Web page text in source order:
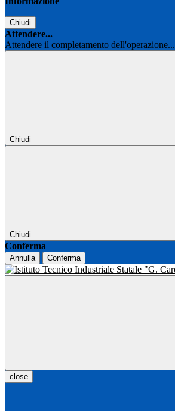
Chiudi
Attendere...
Attendere il completamento dell'operazione...
Chiudi
Chiudi
Conferma
Annulla Conferma
close